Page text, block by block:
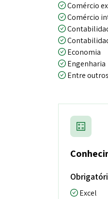
Comércio
Comércio
Economia
Engenharia
Entre
Excel